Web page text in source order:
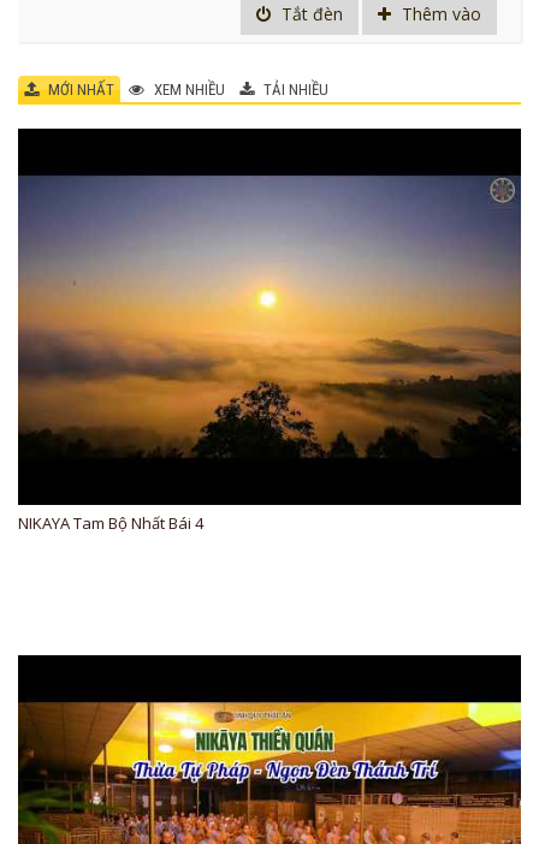
Tắt đèn Thêm vào
MỚI NHẤT XEM NHIỀU TẢI NHIỀU
NIKAYA Tam Bộ Nhất Bái 4